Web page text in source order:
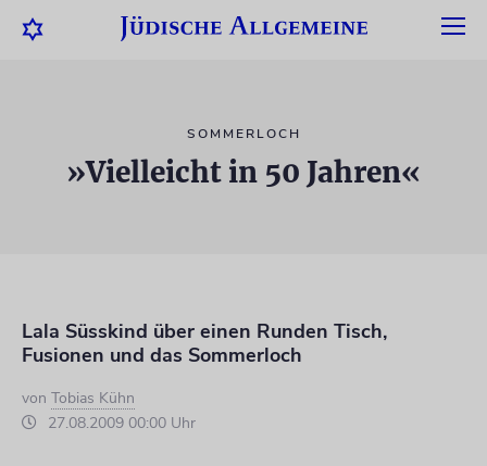
SOMMERLOCH
»Vielleicht in 50 Jahren«
Lala Süsskind über einen Runden Tisch,
Fusionen und das Sommerloch
von Tobias Kühn
27.08.2009 00:00 Uhr